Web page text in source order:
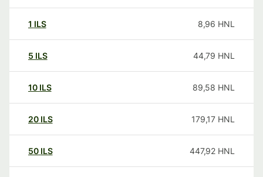
1 ILS 8,96 HNL
5 ILS 44,79 HNL
10 ILS 89,58 HNL
20 ILS 179,17 HNL
50 ILS 447,92 HNL